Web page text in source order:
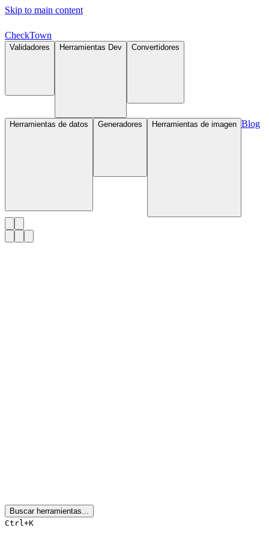
Skip to main content
CheckTown
Validadores Herramientas Dev Convertidores
Herramientas de datos Generadores Herramientas de imagen Blog
Buscar herramientas...
Ctrl+K